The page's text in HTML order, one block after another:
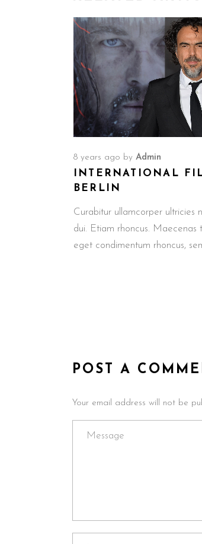
8 years ago by Admin
INTERNATIONAL
BERLIN
Curabitur ullamcorper ultricies
dui. Etiam rhoncus. Maecenas
eget condimentum rhoncus,
POST A
Your email address will not be